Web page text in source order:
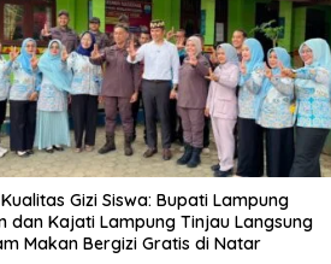
Gizi Siswa: Bupati Lampung
dan Kajati Lampung Tinjau Langsung
Makan Bergizi Gratis di Natar